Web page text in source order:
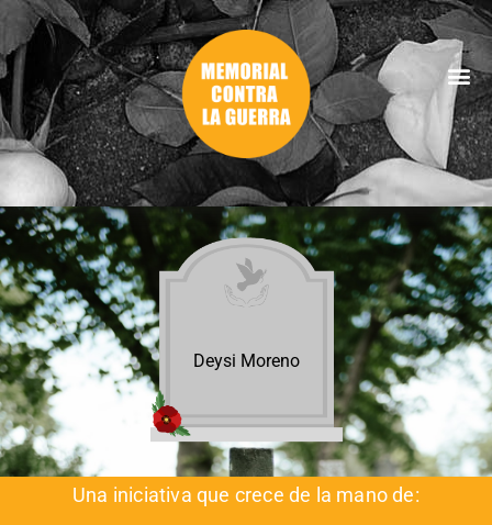
Deysi Moreno
Una iniciativa que crece de la mano de: